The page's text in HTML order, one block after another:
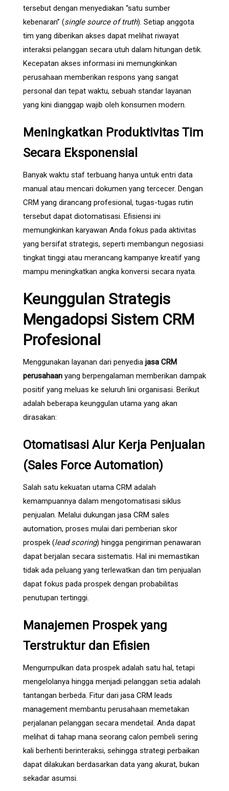
tersebut dengan menyediakan “satu sumber
kebenaran” (single source of truth). Setiap anggota
tim yang diberikan akses dapat melihat riwayat
interaksi pelanggan secara utuh dalam hitungan detik.
Kecepatan akses informasi ini memungkinkan
perusahaan memberikan respons yang sangat
personal dan tepat waktu, sebuah standar layanan
yang kini dianggap wajib oleh konsumen modern.
Meningkatkan Produktivitas Tim
Secara Eksponensial
Banyak waktu staf terbuang hanya untuk entri data
manual atau mencari dokumen yang tercecer. Dengan
CRM yang dirancang profesional, tugas-tugas rutin
tersebut dapat diotomatisasi. Efisiensi ini
memungkinkan karyawan Anda fokus pada aktivitas
yang bersifat strategis, seperti membangun negosiasi
tingkat tinggi atau merancang kampanye kreatif yang
mampu meningkatkan angka konversi secara nyata.
Keunggulan Strategis
Mengadopsi Sistem CRM
Profesional
Menggunakan layanan dari penyedia jasa CRM
perusahaan yang berpengalaman memberikan dampak
positif yang meluas ke seluruh lini organisasi. Berikut
adalah beberapa keunggulan utama yang akan
dirasakan:
Otomatisasi Alur Kerja Penjualan
(Sales Force Automation)
Salah satu kekuatan utama CRM adalah
kemampuannya dalam mengotomatisasi siklus
penjualan. Melalui dukungan jasa CRM sales
automation, proses mulai dari pemberian skor
prospek (lead scoring) hingga pengiriman penawaran
dapat berjalan secara sistematis. Hal ini memastikan
tidak ada peluang yang terlewatkan dan tim penjualan
dapat fokus pada prospek dengan probabilitas
penutupan tertinggi.
Manajemen Prospek yang
Terstruktur dan Efisien
Mengumpulkan data prospek adalah satu hal, tetapi
mengelolanya hingga menjadi pelanggan setia adalah
tantangan berbeda. Fitur dari jasa CRM leads
management membantu perusahaan memetakan
perjalanan pelanggan secara mendetail. Anda dapat
melihat di tahap mana seorang calon pembeli sering
kali berhenti berinteraksi, sehingga strategi perbaikan
dapat dilakukan berdasarkan data yang akurat, bukan
sekadar asumsi.